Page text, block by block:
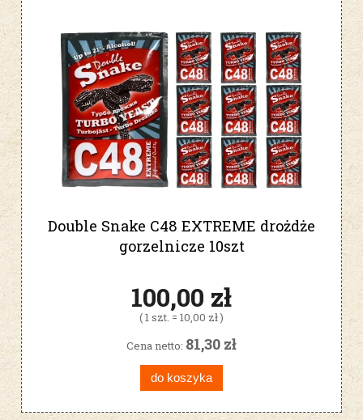
Double Snake C48 EXTREME drożdże
gorzelnicze 10szt
100,00 zł
( 1 szt. = 10,00 zł )
Cena netto: 81,30 zł
do koszyka